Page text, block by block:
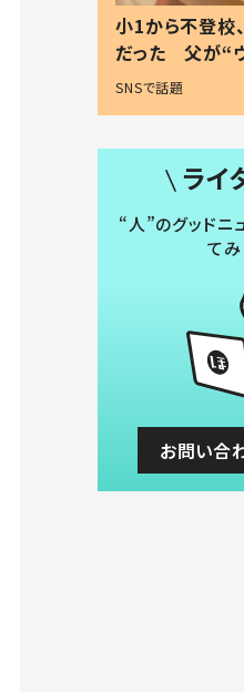
小1から不登校
だった 父が“
る理由とは #
SNSで話題
ライ
“人”のグッドニ
てみ
お問い合